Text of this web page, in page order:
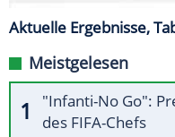
Aktuelle Ergebnisse,
Meistgelesen
"Infanti-No Go":
des FIFA-Chefs